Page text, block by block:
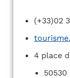
(+33)02
4 place
50530